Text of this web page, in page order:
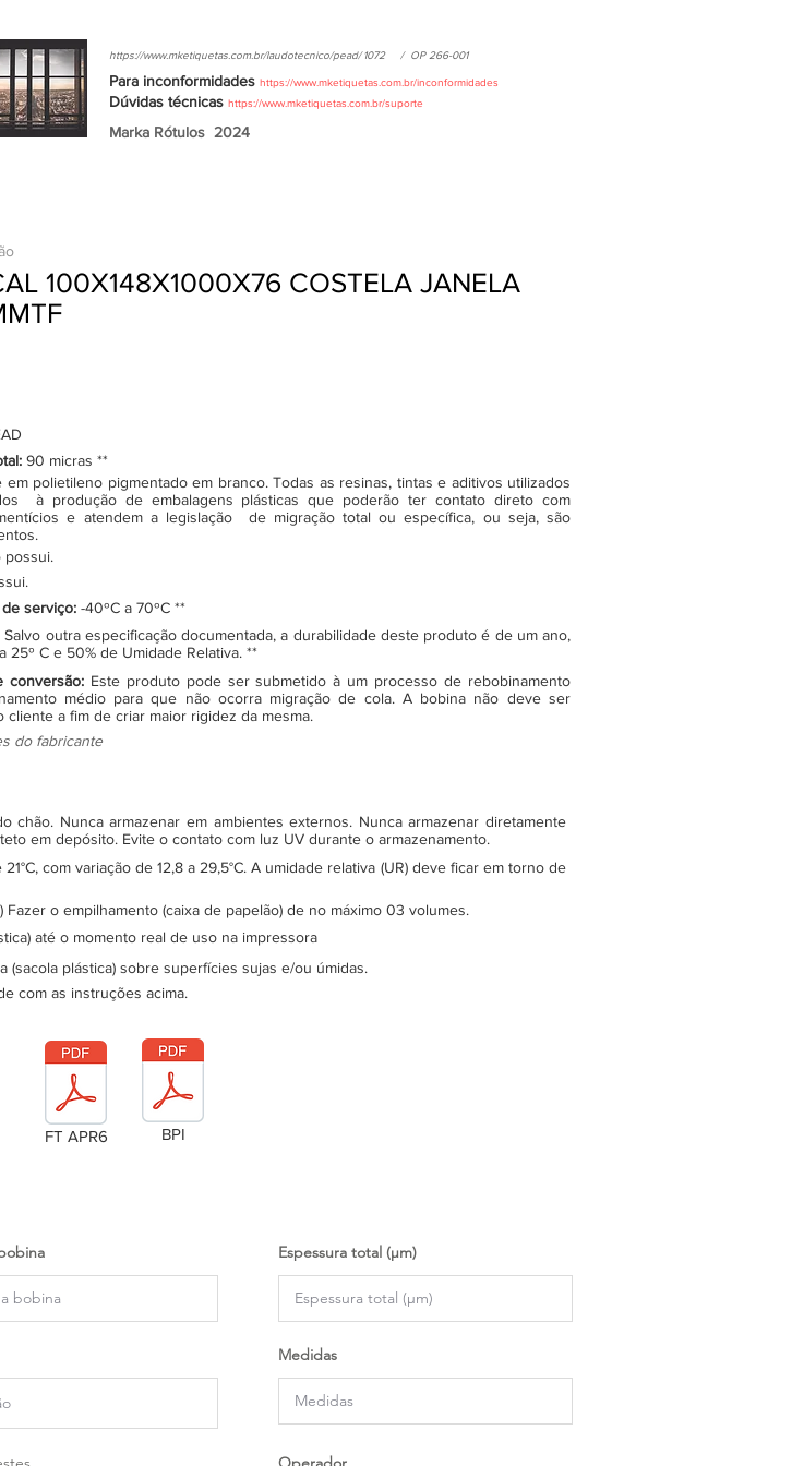
https://www.mketiquetas.com.br/laudotecnico/pead/ 1072 / OP 266-001
Para inconformidades https://www.mketiquetas.com.br/inconformidades
Dúvidas técnicas https://www.mketiquetas.com.br/suporte
Marka Rótulos 2024
100X148X1000X76 COSTELA JANELA
90 micras **
em polietileno pigmentado em branco. Todas as resinas, tintas e aditivos utilizados
à produção de embalagens plásticas que poderão ter contato direto com
e atendem a legislação de migração total ou específica, ou seja, são
possui.
serviço: -40ºC a 70ºC **
Salvo outra especificação documentada, a durabilidade deste produto é de um ano,
25º C e 50% de Umidade Relativa. **
conversão: Este produto pode ser submetido à um processo de rebobinamento
médio para que não ocorra migração de cola. A bobina não deve ser
cliente a fim de criar maior rigidez da mesma.
do fabricante
Nunca armazenar em ambientes externos. Nunca armazenar diretamente
em depósito. Evite o contato com luz UV durante o armazenamento.
com variação de 12,8 a 29,5°C. A umidade relativa (UR) deve ficar em torno de
o empilhamento (caixa de papelão) de no máximo 03 volumes.
até o momento real de uso na impressora
plástica) sobre superfícies sujas e/ou úmidas.
com as instruções acima.
FT APR6 BPI
Espessura total (µm)
Medidas